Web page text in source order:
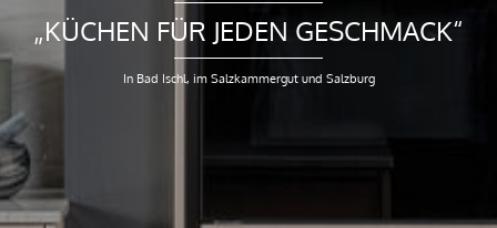
„KÜCHEN FÜR JEDEN GESCHMACK“
In Bad Ischl, im Salzkammergut und Salzburg